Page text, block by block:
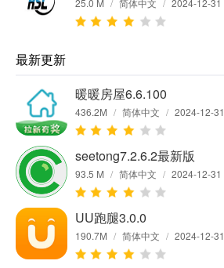
25.0 M / 简体中文 / 2024-12-31
最新更新
暖暖房屋6.6.100
436.2M / 简体中文 / 2024-12-31
seetong7.2.6.2最新版
93.5 M / 简体中文 / 2024-12-31
UU跑腿3.0.0
190.7M / 简体中文 / 2024-12-31